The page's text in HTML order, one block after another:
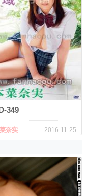
349
2016-11-25
奈实